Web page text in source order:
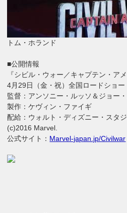
トム・ホランド
■公開情報
『シビル・ウォー／キャプテン・アメ
4月29日（金・祝）全国ロードショー
監督：アンソニー・ルッソ＆ジョー
製作：ケヴィン・ファイギ
配給：ウォルト・ディズニー・スタ
(c)2016 Marvel.
公式サイト： Marvel-japan.jp/Civilwar